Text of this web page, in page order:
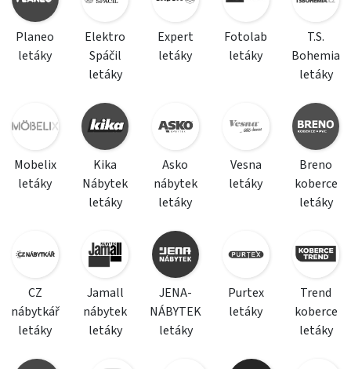
Planeo
letáky
Elektro
Spáčil
letáky
Expert
letáky
Fotolab
letáky
T.S.
Bohemia
letáky
Mobelix
letáky
Kika
Nábytek
letáky
Asko
nábytek
letáky
Vesna
letáky
Breno
koberce
letáky
CZ
nábytkář
letáky
Jamall
nábytek
letáky
JENA-
NÁBYTEK
letáky
Purtex
letáky
Trend
koberce
letáky